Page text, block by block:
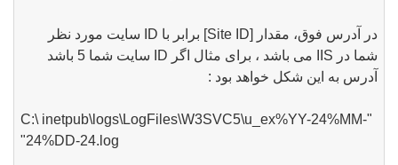
در آدرس فوق، مقدار [Site ID] برابر با ID سایت مورد نظر
شما در IIS می باشد ، برای مثال اگر ID سایت شما 5 باشد
آدرس به این شکل خواهد بود :
"C:\ inetpub\logs\LogFiles\W3SVC5\u_ex%YY-24%MM-
24%DD-24.log"